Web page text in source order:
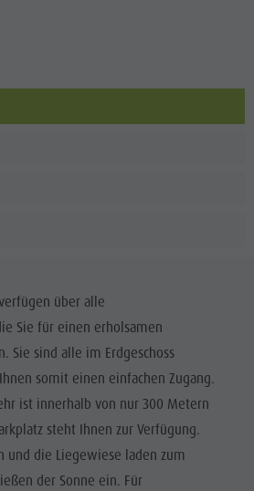
über alle
Sie für einen erholsamen
Sie sind alle im Erdgeschoss
somit einen einfachen Zugang.
ist innerhalb von nur 300 Metern
steht Ihnen zur Verfügung.
und die Liegewiese laden zum
der Sonne ein. Für